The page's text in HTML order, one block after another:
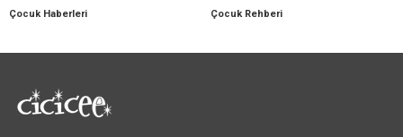
Çocuk Haberleri
Çocuk Rehberi